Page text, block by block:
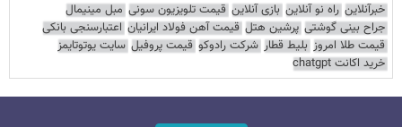
خبرآنلاین راه نو آنلاین بازی آنلاین قیمت تلویزیون سونی مبل مینیمال
جراح بینی گوشتی پرشین هتل قیمت آهن فولاد ایرانیان اعتبارسنجی بانکی
قیمت طلا امروز بلیط قطار شرکت رادوکو قیمت پروفیل سایت یوتوتایمز
خرید اکانت chatgpt